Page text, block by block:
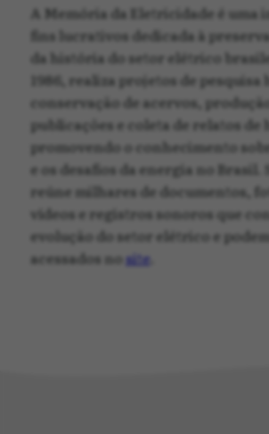
A Memória da Eletricidade é uma
fins lucrativos dedicada à
da história do setor elétrico
1986, realiza projetos de pesquisa
conservação de acervos,
publicações e coleta de relatos de
promovendo o conhecimento
e os desafios da energia no Brasil.
reúne milhares de documentos,
vídeos e registros sonoros que
evolução do setor elétrico e
acessados no site